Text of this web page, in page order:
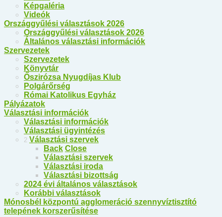
Képgaléria
Videók
Országgyűlési választások 2026
Országgyűlési választások 2026
Általános választási információk
Szervezetek
Szervezetek
Könyvtár
Őszirózsa Nyugdíjas Klub
Polgárőrség
Római Katolikus Egyház
Pályázatok
Választási információk
Választási információk
Választási ügyintézés
2 Választási szervek
Back Close
Választási szervek
Választási iroda
Választási bizottság
2024 évi általános választások
Korábbi választások
Mónosbél központú agglomeráció szennyvíztisztító
telepének korszerűsítése